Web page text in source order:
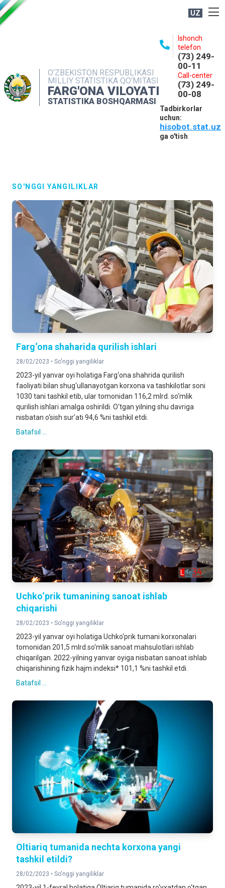
UZ
O‘ZBEKISTON RESPUBLIKASI
MILLIY STATISTIKA QO‘MITASI
FARG'ONA VILOYATI
STATISTIKA BOSHQARMASI
Ishonch
telefon
(73) 249-
00-11
Call-center
(73) 249-
00-08
Tadbirkorlar
uchun:
hisobot.stat.uz
ga o'tish
NASHRLAR
INTERAKTIV XIZMATLAR
MATBUOT XIZMATI
SO'NGGI YANGILIKLAR
Farg‘ona shaharida qurilish ishlari
28/02/2023 • So'nggi yangiliklar
2023-yil yanvar oyi holatiga Farg‘ona shahrida qurilish
faoliyati bilan shug‘ullanayotgan korxona va tashkilotlar soni
1030 tani tashkil etib, ular tomonidan 116,2 mlrd. so‘mlik
qurilish ishlari amalga oshirildi. O‘tgan yilning shu davriga
nisbatan o‘sish sur’ati 94,6 %ni tashkil etdi.
Batafsil ...
Uchko‘prik tumanining sanoat ishlab
chiqarishi
28/02/2023 • So'nggi yangiliklar
2023-yil yanvar oyi holatiga Uchko‘prik tumani korxonalari
tomonidan 201,5 mlrd.so‘mlik sanoat mahsulotlari ishlab
chiqarilgan. 2022-yilning yanvar oyiga nisbatan sanoat ishlab
chiqarishining fizik hajm indeksi* 101,1 %ni tashkil etdi.
Batafsil ...
Oltiariq tumanida nechta korxona yangi
tashkil etildi?
28/02/2023 • So'nggi yangiliklar